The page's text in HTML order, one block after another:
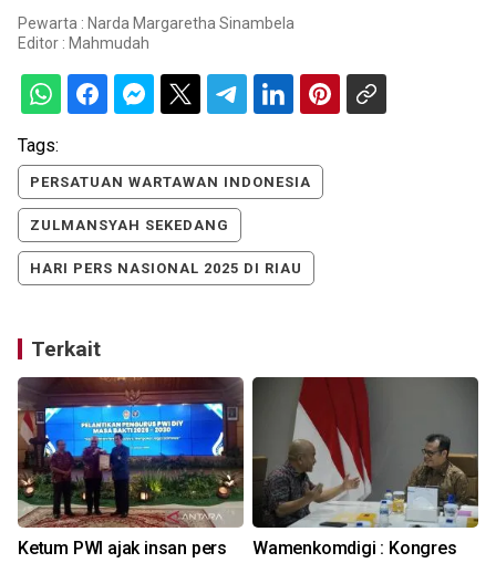
Pewarta : Narda Margaretha Sinambela
Editor : Mahmudah
Tags:
PERSATUAN WARTAWAN INDONESIA
ZULMANSYAH SEKEDANG
HARI PERS NASIONAL 2025 DI RIAU
Terkait
Ketum PWI ajak insan pers
Wamenkomdigi : Kongres